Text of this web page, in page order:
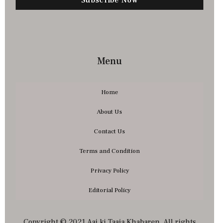
Menu
Home
About Us
Contact Us
Terms and Condition
Privacy Policy
Editorial Policy